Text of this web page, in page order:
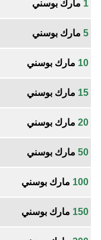
1 مارك بوسني
5 مارك بوسني
10 مارك بوسني
15 مارك بوسني
20 مارك بوسني
50 مارك بوسني
100 مارك بوسني
150 مارك بوسني